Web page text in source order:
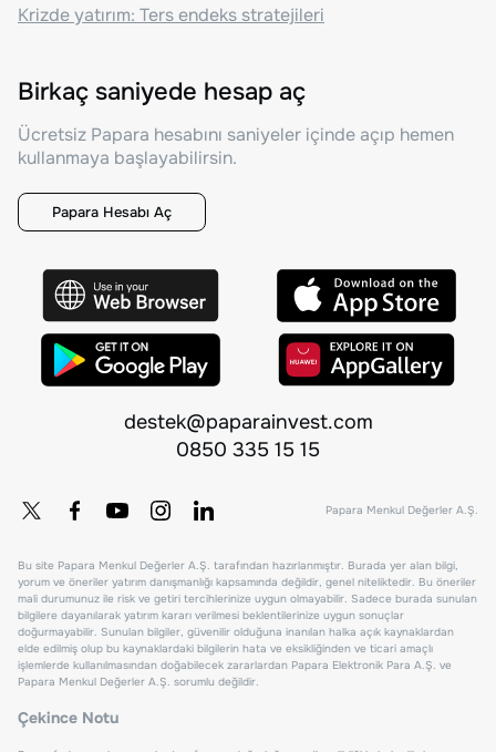
Krizde yatırım: Ters endeks stratejileri
Birkaç saniyede hesap aç
Ücretsiz Papara hesabını saniyeler içinde açıp hemen
kullanmaya başlayabilirsin.
Papara Hesabı Aç
destek@paparainvest.com
0850 335 15 15
Papara Menkul Değerler A.Ş.
Bu site Papara Menkul Değerler A.Ş. tarafından hazırlanmıştır. Burada yer alan bilgi,
yorum ve öneriler yatırım danışmanlığı kapsamında değildir, genel niteliktedir. Bu öneriler
mali durumunuz ile risk ve getiri tercihlerinize uygun olmayabilir. Sadece burada sunulan
bilgilere dayanılarak yatırım kararı verilmesi beklentilerinize uygun sonuçlar
doğurmayabilir. Sunulan bilgiler, güvenilir olduğuna inanılan halka açık kaynaklardan
elde edilmiş olup bu kaynaklardaki bilgilerin hata ve eksikliğinden ve ticari amaçlı
işlemlerde kullanılmasından doğabilecek zararlardan Papara Elektronik Para A.Ş. ve
Papara Menkul Değerler A.Ş. sorumlu değildir.
Çekince Notu